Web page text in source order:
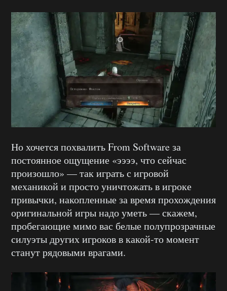
Но хочется похвалить From Software за
постоянное ощущение «ээээ, что сейчас
произошло» — так играть с игровой
механикой и просто уничтожать в игроке
привычки, накопленные за время прохождения
оригинальной игры надо уметь — скажем,
пробегающие мимо вас белые полупрозрачные
силуэты других игроков в какой-то момент
станут рядовыми врагами.